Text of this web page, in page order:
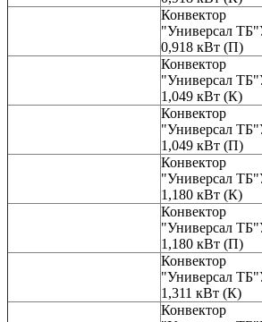
Конвектор
"Универсал
0,918 кВт (П)
Конвектор
"Универсал
1,049 кВт (К)
Конвектор
"Универсал
1,049 кВт (П)
Конвектор
"Универсал
1,180 кВт (К)
Конвектор
"Универсал
1,180 кВт (П)
Конвектор
"Универсал
1,311 кВт (К)
Конвектор